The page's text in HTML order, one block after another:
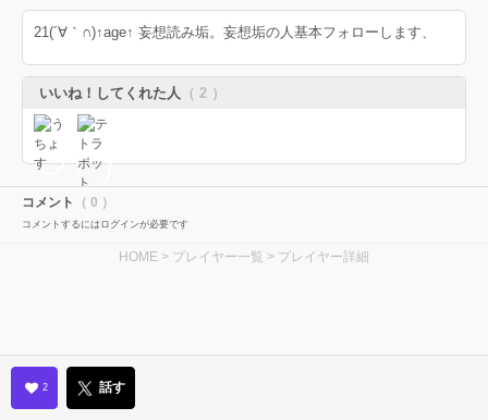
21(´∀｀∩)↑age↑ 妄想読み垢。妄想垢の人基本フォローします、
いいね！してくれた人 （ 2 ）
コメント （ 0 ）
コメントするにはログインが必要です
HOME > プレイヤー一覧 > プレイヤー詳細
2 話す